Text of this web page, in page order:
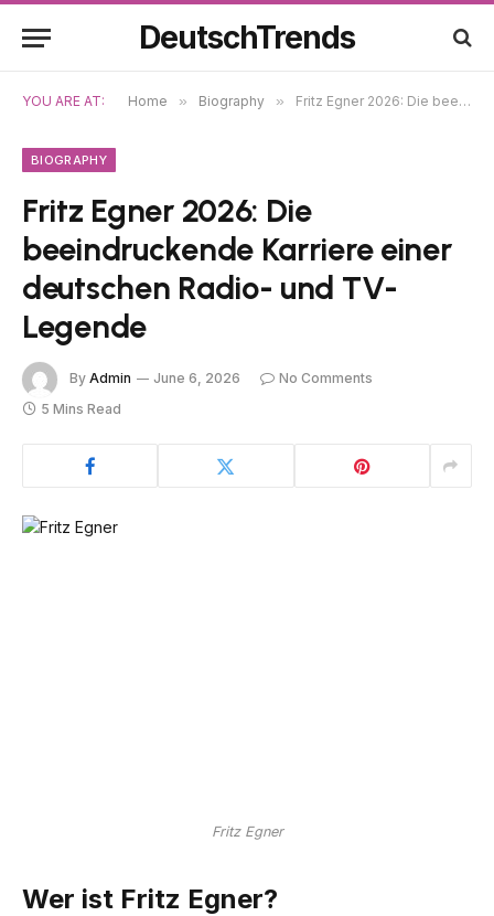
DeutschTrends
YOU ARE AT: Home » Biography » Fritz Egner 2026: Die beeindruckende Karriere einer deutschen Radio- und TV-Legende
BIOGRAPHY
Fritz Egner 2026: Die
beeindruckende Karriere einer
deutschen Radio- und TV-
Legende
By Admin June 6, 2026
No Comments
5 Mins Read
Fritz Egner
Wer ist Fritz Egner?